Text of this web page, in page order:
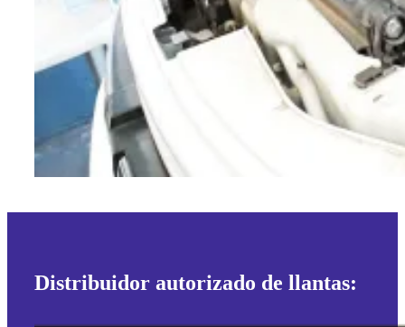
Distribuidor autorizado de llantas: